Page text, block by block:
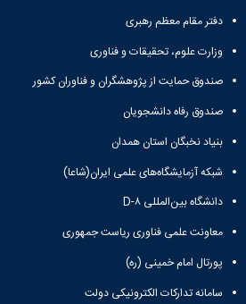
پژوهشی
تحصیلات
تکمیلی
کمیته
منتخب
ممیزی
کمیته
ترفیع
شورای
فرهنگی
دانشکده
آئین
نامه
ها
سمینارها
و
پایان
ها
آیین‌نامه‌های
معاونت
آموزشی
گروه
صنایع
گروه
نشریات
پژوهش
های
مهندسی
در
سیستم
Journal
of
Stress
Analysis
مکانیک
مهندسی
کامپیوتر
دفتر مقام معظم رهبری
وزارت علوم، تحقیقات و فناوری
صندوق حمایت از پژوهشگران و فناوران کشور
صندوق رفاه دانشجویان
بنیاد نخبگان استان همدان
شبکه آزمایشگاه‌های علمی ایران(شاعا)
دانشگاه بین‌المللی D-۸
معاونت علمی فناوری ریاست جمهوری
پورتال امام خمینی (ره)
سامانه تدارکات الکترونیکی دولت